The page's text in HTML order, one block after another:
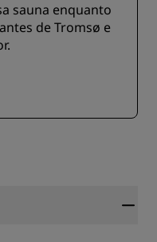
sauna enquanto
de Tromsø e